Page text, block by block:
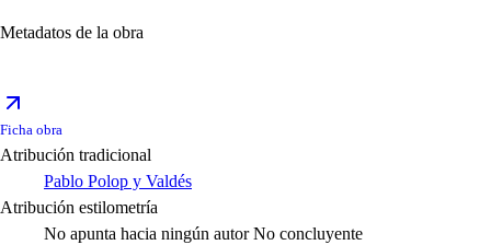
Metadatos de la obra
Ficha obra
Atribución tradicional
Pablo Polop y Valdés
Atribución estilometría
No apunta hacia ningún autor No concluyente